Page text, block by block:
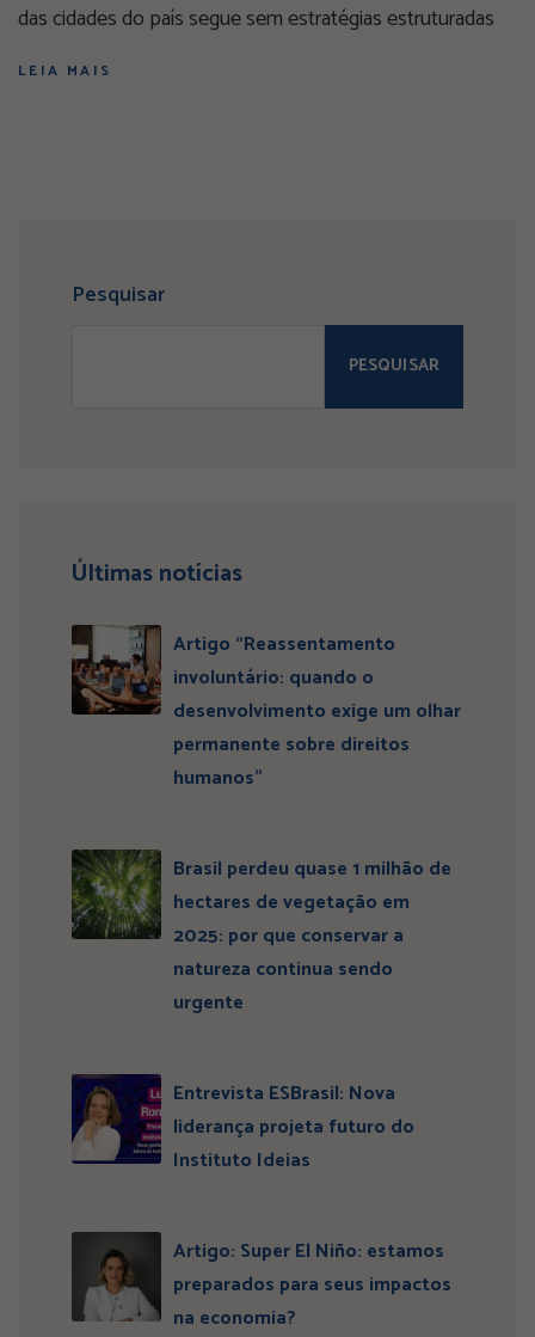
das cidades do país segue sem estratégias estruturadas
LEIA MAIS
Pesquisar
PESQUISAR
Últimas notícias
Artigo “Reassentamento
involuntário: quando o
desenvolvimento exige um olhar
permanente sobre direitos
humanos”
Brasil perdeu quase 1 milhão de
hectares de vegetação em
2025: por que conservar a
natureza continua sendo
urgente
Entrevista ESBrasil: Nova
liderança projeta futuro do
Instituto Ideias
Artigo: Super El Niño: estamos
preparados para seus impactos
na economia?